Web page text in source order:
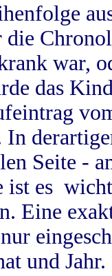
die
war,
das
Seite -
ist es
Eine
und Jahr.